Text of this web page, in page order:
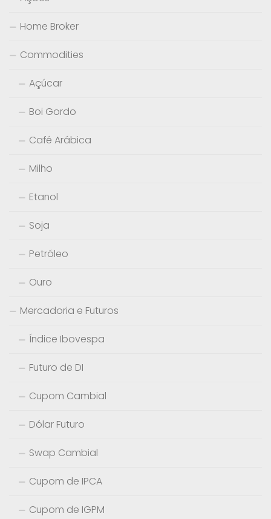
Home Broker
Commodities
Açúcar
Boi Gordo
Café Arábica
Milho
Etanol
Soja
Petróleo
Ouro
Mercadoria e Futuros
Índice Ibovespa
Futuro de DI
Cupom Cambial
Dólar Futuro
Swap Cambial
Cupom de IPCA
Cupom de IGPM